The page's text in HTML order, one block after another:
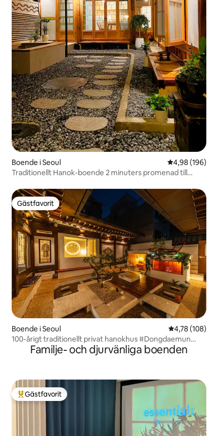
Boende i Seoul 4,98 av 5 i
4,98 (196)
Traditionellt Hanok-boende 2 minuters promenad till
Gästfavorit
Gästfavorit
Boende i Seoul 4,78 av 5 i
4,78 (108)
100-årigt traditionellt privat hanokhus #Dongdaemun
#Myeong-dong #Jongno #Gyeongbokgung-palatset #2
inomhustoaletter #Gratis jacuzzi wolha.jeong
Familje- och djurvänliga boenden
Populär gästfavorit
Gästfavorit